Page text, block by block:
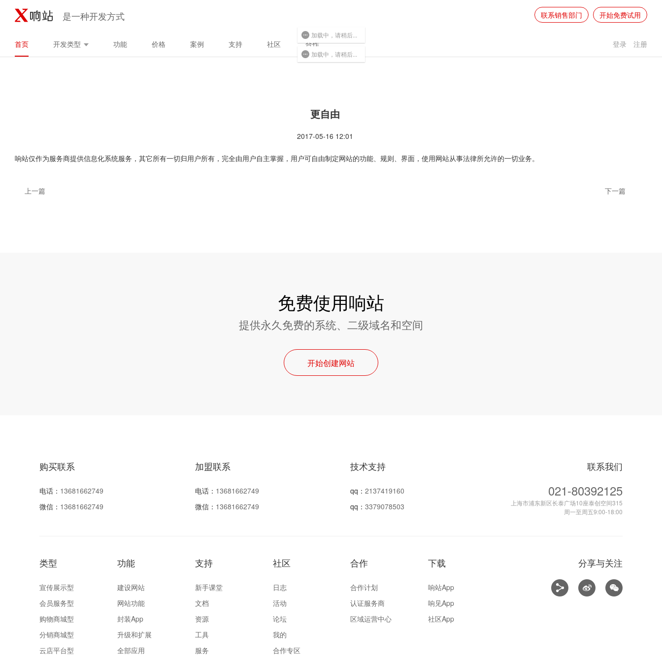
是一种开发方式 联系销售部门 开始免费试用
登录 注册
首页 开发类型 功能 价格 案例 支持 社区 合作
更自由
2017-05-16 12:01
响站仅作为服务商提供信息化系统服务，其它所有一切归用户所有，完全由用户自主掌握，用户可自由制定网站的功能、规则、界面，使用网站从事法律所允许的一切业务。
上一篇 下一篇
免费使用响站
提供永久免费的系统、二级域名和空间
开始创建网站
购买联系
电话： 13681662749
微信： 13681662749
加盟联系
电话： 13681662749
微信： 13681662749
技术支持
qq：2137419160
qq：3379078503
联系我们
021-80392125
上海市浦东新区长泰广场10座泰创空间315
周一至周五9:00-18:00
类型
宣传展示型
会员服务型
购物商城型
分销商城型
云店平台型
功能
建设网站
网站功能
封装App
升级和扩展
全部应用
支持
新手课堂
文档
资源
工具
服务
社区
日志
活动
论坛
我的
合作专区
合作
合作计划
认证服务商
区域运营中心
下载
响站App
响见App
社区App
分享与关注
加载中，请稍后...
加载中，请稍后...